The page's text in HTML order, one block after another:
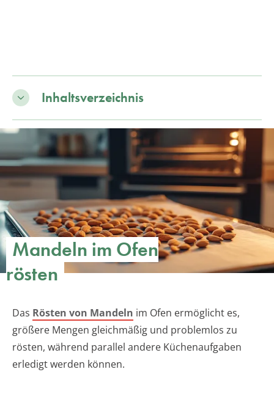
Inhaltsverzeichnis
Mandeln im Ofen
rösten
Das Rösten von Mandeln im Ofen ermöglicht es,
größere Mengen gleichmäßig und problemlos zu
rösten, während parallel andere Küchenaufgaben
erledigt werden können.